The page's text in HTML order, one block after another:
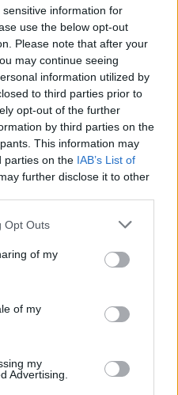
information for
use the below opt-out
Please note that after your
may continue seeing
information utilized by
to third parties prior to
opt-out of the further
by third parties on the
This information may
parties on the IAB’s List of
further disclose it to other
Opt Outs
of my
of my
my
Advertising.
Media: Με ενίσχυση 8 εκατ.
ευρώ σε 451 επιχειρήσεις
ξεκίνησε το πρόγραμμα
στήριξης- Κάλυψη εισφορών
ΕΔΟΕΑΠ
νέο Διοικητικό Συμβούλιο -
Σε κινεζική… πολιορκία η
ευρωπαϊκή
της αποδοτικότητας